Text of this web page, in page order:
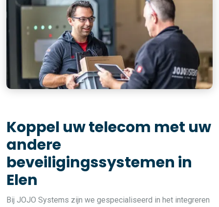
Koppel uw telecom met uw
andere
beveiligingssystemen in
Elen
Bij JOJO Systems zijn we gespecialiseerd in het integreren